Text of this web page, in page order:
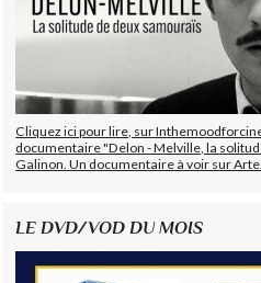
Cliquez ici pour lire, sur
documentaire "Delon - Melville, la
Galinon. Un documentaire à voir sur
LE DVD/VOD DU MOIS